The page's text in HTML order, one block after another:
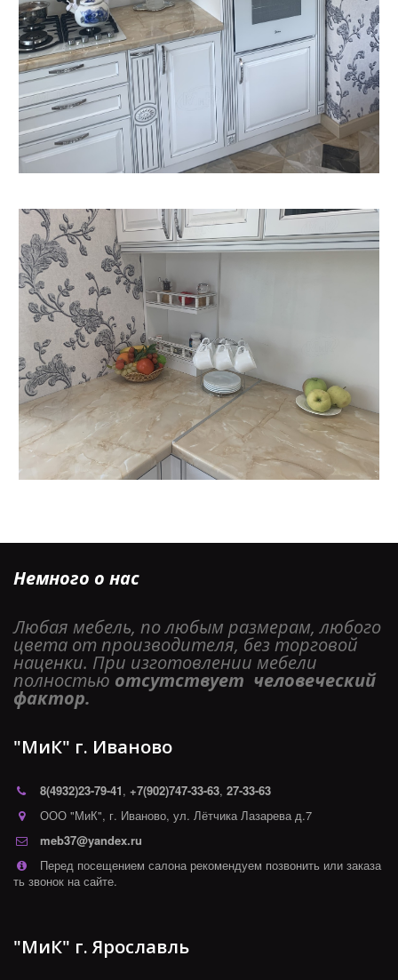
Немного о нас
Любая мебель, по любым размерам, любого
цвета от производителя, без торговой
наценки. При изготовлении мебели
полностью отсутствует  человеческий
фактор.
"МиК" г. Иваново
8(4932)23-79-41, +7(902)747-33-63, 27-33-63
ООО "МиК", г. Иваново, ул. Лётчика Лазарева д.7
meb37@yandex.ru
Перед посещением салона рекомендуем позвонить или заказа
ть звонок на сайте.
"МиК" г. Ярославль